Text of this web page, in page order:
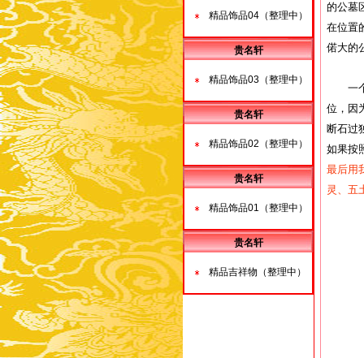
精品饰品04（整理中）
贵名轩
精品饰品03（整理中）
贵名轩
精品饰品02（整理中）
贵名轩
精品饰品01（整理中）
贵名轩
精品吉祥物（整理中）
的公墓
在位置
偌大的
一个
位，因
断石过
如果按
最后用
灵、五